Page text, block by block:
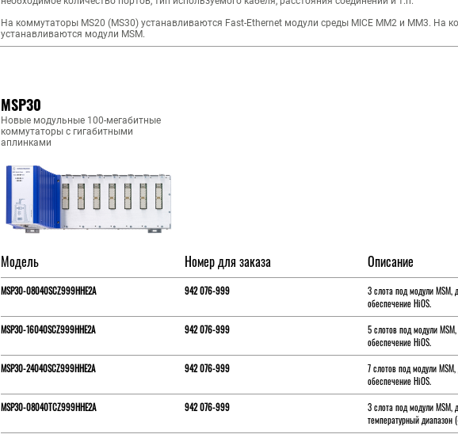
На коммутаторы MS20 (MS30) устанавливаются Fast-Ethernet модули среды MICE MM2 и MM3. На
устанавливаются модули MSM.
MSP30
Новые модульные 100-мегабитные
коммутаторы c гигабитными
аплинками
Модель Номер для заказа Описание
MSP30-08040SCZ999HHE2A 942 076-999
3 слота под модули
обеспечение HiOS.
MSP30-16040SCZ999HHE2A 942 076-999
5 слотов под модули
обеспечение HiOS.
MSP30-24040SCZ999HHE2A 942 076-999
7 слотов под модули
обеспечение HiOS.
MSP30-08040TCZ999HHE2A 942 076-999
3 слота под модули
температурный диапазон